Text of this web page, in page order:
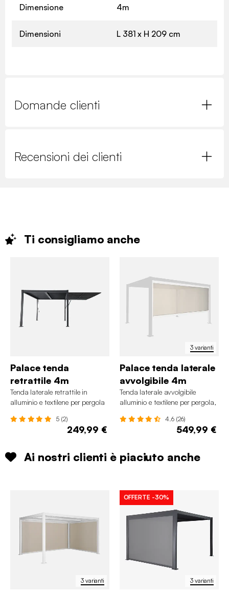
Dimensione 4m
Dimensioni L 381 x H 209 cm
Domande clienti
Recensioni dei clienti
Ti consigliamo anche
Palace tenda
retrattile 4m
Tenda laterale retrattile in
alluminio e textilene per pergola
5 (2)
249,99 €
3 varianti
Palace tenda laterale
avvolgibile 4m
Tenda laterale avvolgibile
alluminio e textilene per pergola,
4.6 (26)
549,99 €
Ai nostri clienti è piaciuto anche
3 varianti 3 varianti
OFFERTE -30%